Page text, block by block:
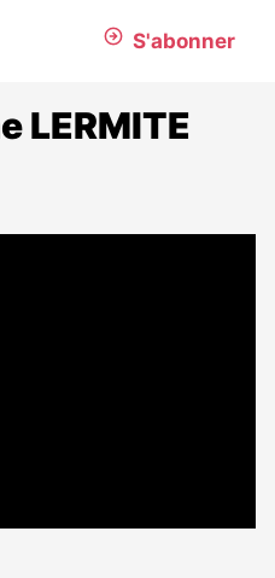
S'abonner
LERMITE